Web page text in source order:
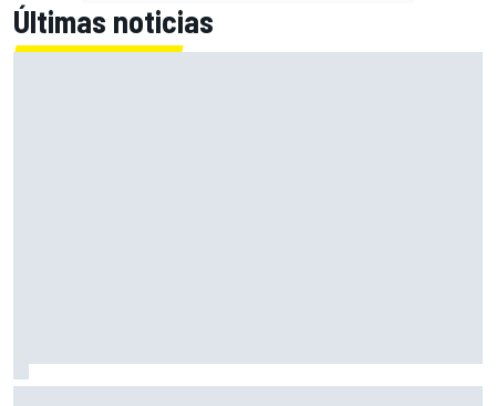
Últimas noticias